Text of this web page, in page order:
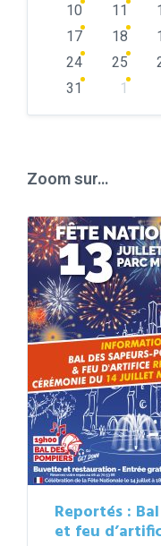
10
11
17
18
24
25
31
1
Zoom sur…
Reportés :
et feu